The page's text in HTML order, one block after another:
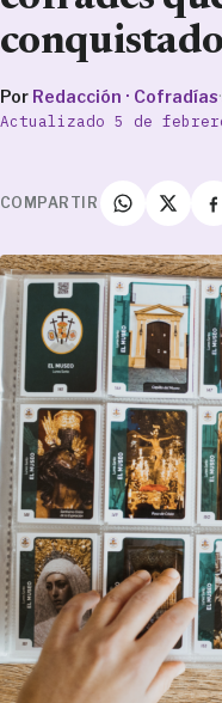
Por Redacción · Cofradías·
Actualizado 5 de
COMPARTIR